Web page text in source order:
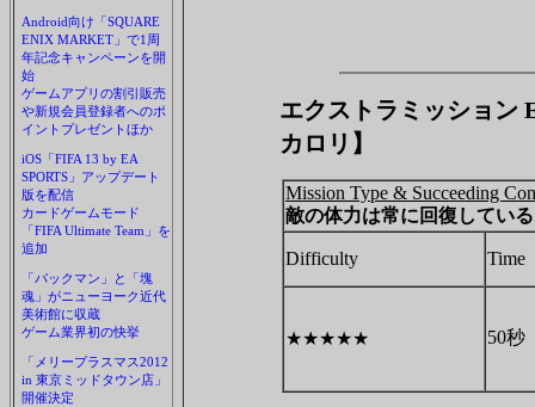
Android向け「SQUARE
ENIX MARKET」で1周
年記念キャンペーンを開
始
ゲームアプリの割引販売
や新規会員登録者へのポ
イントプレゼントほか
iOS「FIFA 13 by EA
SPORTS」アップデート
版を配信
カードゲームモード
「FIFA Ultimate Team」を
追加
「パックマン」と「塊
魂」がニューヨーク近代
美術館に収蔵
ゲーム業界初の快挙
「メリープラスマス2012
in 東京ミッドタウン店」
開催決定
エクストラミッション
カロリ】
Mission Type & Succeeding
敵の体力は常に回復してい
Difficulty Time
★★★★★ 50秒